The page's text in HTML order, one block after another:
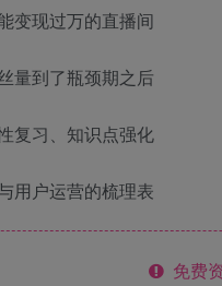
变现过万的直播间
量到了瓶颈期之后
复习、知识点强化
用户运营的梳理表
免费